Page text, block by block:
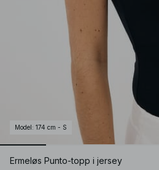
Model : 174 cm - S
Ermeløs Punto-topp i jersey